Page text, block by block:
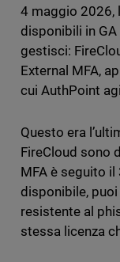
4 maggio 2026,
disponibili in
gestisci:
External MFA,
cui AuthPoint
Questo era
FireCloud sono
MFA è seguito il
disponibile,
resistente al
stessa licenza